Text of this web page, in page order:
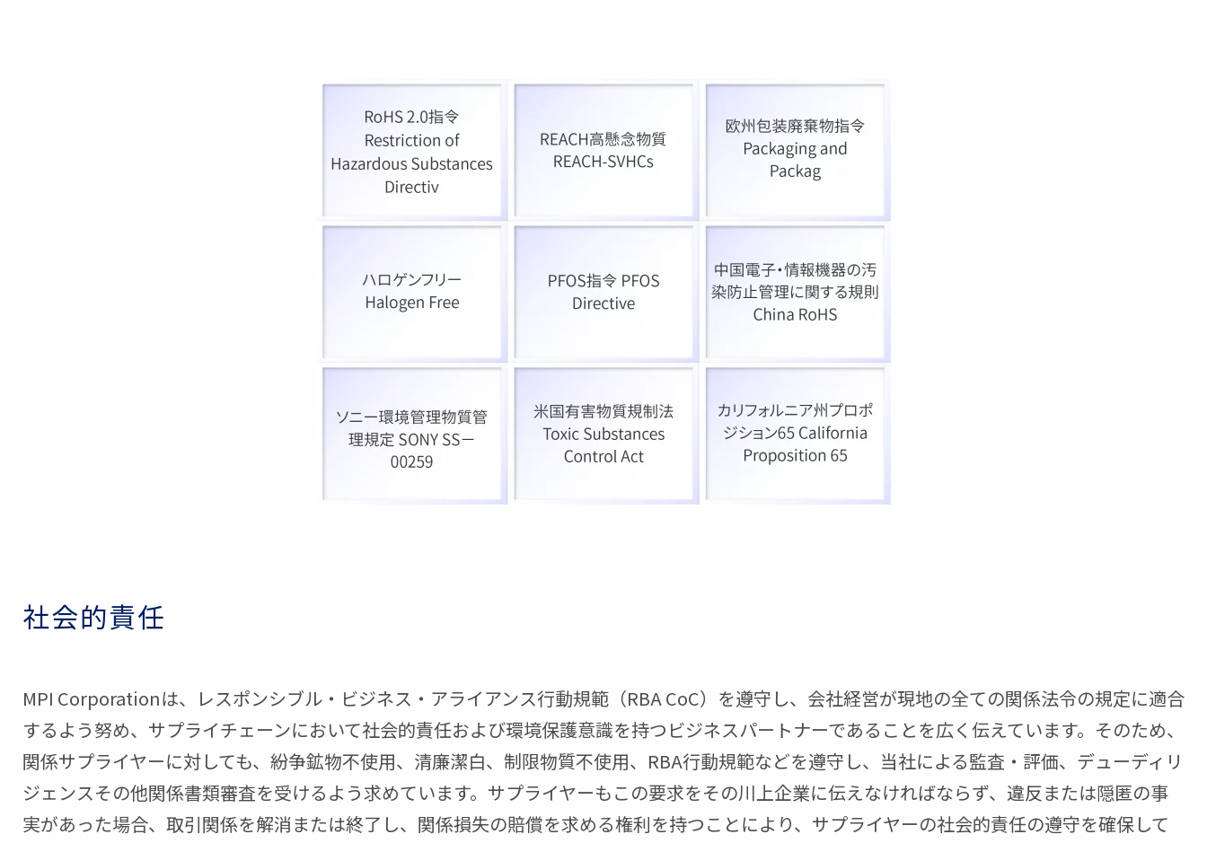
社会的責任
MPI Corporationは、レスポンシブル・ビジネス・アライアンス行動規範（RBA CoC）を遵守し、会社経営が現地の全ての関係法令の規定に適合
するよう努め、サプライチェーンにおいて社会的責任および環境保護意識を持つビジネスパートナーであることを広く伝えています。そのため、
関係サプライヤーに対しても、紛争鉱物不使用、清廉潔白、制限物質不使用、RBA行動規範などを遵守し、当社による監査・評価、デューディリ
ジェンスその他関係書類審査を受けるよう求めています。サプライヤーもこの要求をその川上企業に伝えなければならず、違反または隠匿の事
実があった場合、取引関係を解消または終了し、関係損失の賠償を求める権利を持つことにより、サプライヤーの社会的責任の遵守を確保して